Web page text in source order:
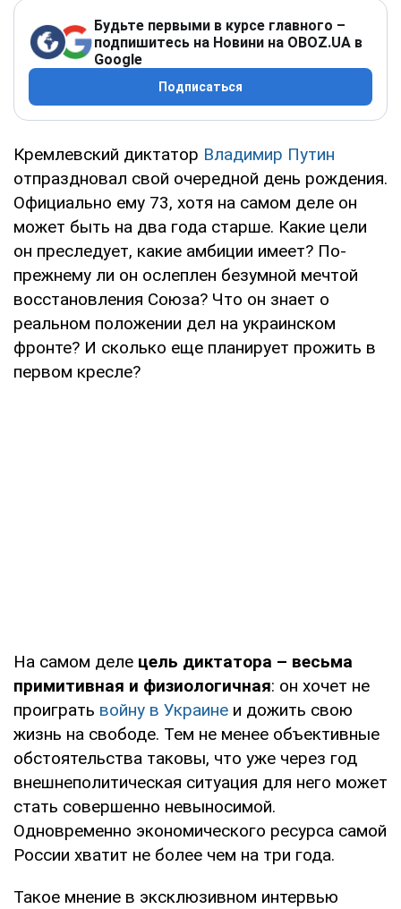
Будьте первыми в курсе главного –
подпишитесь на Новини на OBOZ.UA в
Google
Подписаться
Кремлевский диктатор Владимир Путин
отпраздновал свой очередной день рождения.
Официально ему 73, хотя на самом деле он
может быть на два года старше. Какие цели
он преследует, какие амбиции имеет? По-
прежнему ли он ослеплен безумной мечтой
восстановления Союза? Что он знает о
реальном положении дел на украинском
фронте? И сколько еще планирует прожить в
первом кресле?
На самом деле цель диктатора – весьма
примитивная и физиологичная: он хочет не
проиграть войну в Украине и дожить свою
жизнь на свободе. Тем не менее объективные
обстоятельства таковы, что уже через год
внешнеполитическая ситуация для него может
стать совершенно невыносимой.
Одновременно экономического ресурса самой
России хватит не более чем на три года.
Такое мнение в эксклюзивном интервью